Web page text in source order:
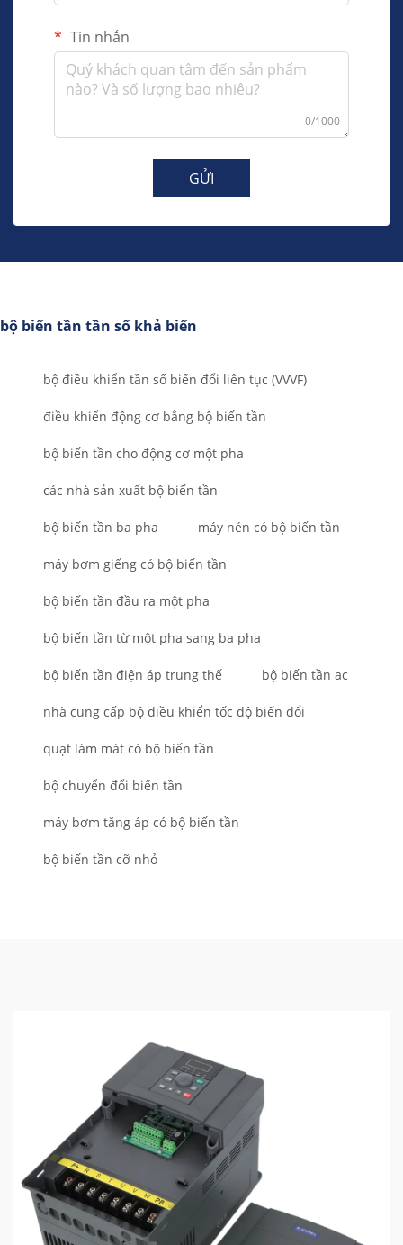
Tin nhắn
0/1000
GỬI
bộ biến tần tần số khả biến
bộ điều khiển tần số biến đổi liên tục (VVVF)
điều khiển động cơ bằng bộ biến tần
bộ biến tần cho động cơ một pha
các nhà sản xuất bộ biến tần
bộ biến tần ba pha máy nén có bộ biến tần
máy bơm giếng có bộ biến tần
bộ biến tần đầu ra một pha
bộ biến tần từ một pha sang ba pha
bộ biến tần điện áp trung thế bộ biến tần ac
nhà cung cấp bộ điều khiển tốc độ biến đổi
quạt làm mát có bộ biến tần
bộ chuyển đổi biến tần
máy bơm tăng áp có bộ biến tần
bộ biến tần cỡ nhỏ